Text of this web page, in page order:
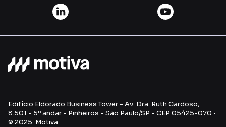
Edifício Eldorado Business Tower - Av. Dra. Ruth Cardoso,
8.501 - 5º andar - Pinheiros - São Paulo/SP - CEP 05425-070 •
© 2025 Motiva